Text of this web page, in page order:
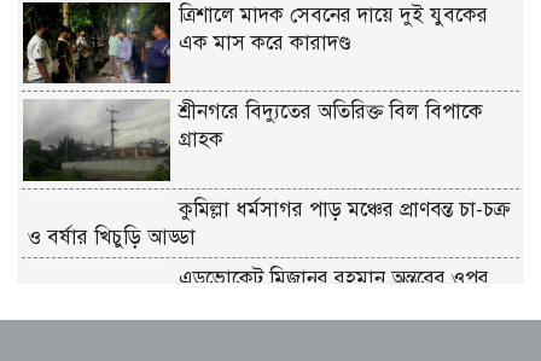
ত্রিশালে মাদক সেবনের দায়ে দুই যুবকের
এক মাস করে কারাদণ্ড
শ্রীনগরে বিদ্যুতের অতিরিক্ত বিল বিপাকে
গ্রাহক
কুমিল্লা ধর্মসাগর পাড় মঞ্চের প্রাণবন্ত চা-চক্র
ও বর্ষার খিচুড়ি আড্ডা
এডভোকেট মিজানুর রহমান অন্তরের ওপর